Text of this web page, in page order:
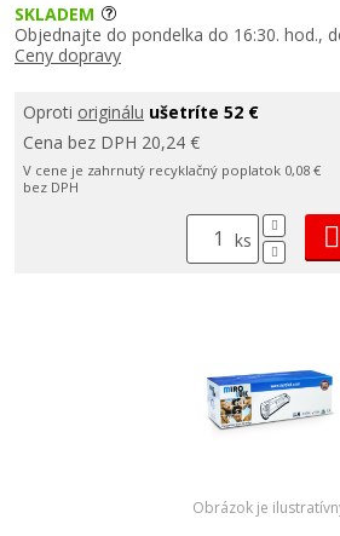
SKLADEM
Objednajte do pondelka do 16:30. hod.,
Ceny dopravy
Oproti originálu ušetríte 52 €
Cena bez DPH 20,24 €
V cene je zahrnutý recyklačný poplatok 0,08 €
bez DPH
ks
Obrázok je